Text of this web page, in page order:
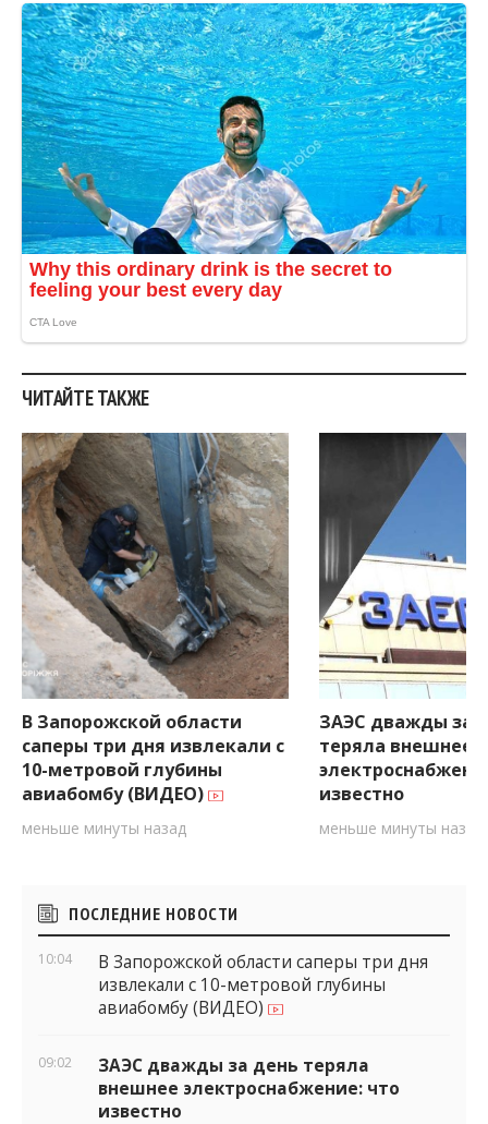
ЧИТАЙТЕ ТАКЖЕ
В Запорожской области
саперы три дня извлекали с
10-метровой глубины
авиабомбу (ВИДЕО)
меньше минуты назад
ЗАЭС дважды за
теряла внешнее
известно
меньше минуты назад
Боковые
виджеты
ПОСЛЕДНИЕ НОВОСТИ
10:04
В Запорожской области саперы три дня
извлекали с 10-метровой глубины
авиабомбу (ВИДЕО)
09:02
ЗАЭС дважды за день теряла
внешнее электроснабжение: что
известно